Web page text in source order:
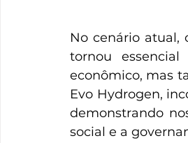
No cenário atual,
tornou
econômico, mas
Evo Hydrogen,
demonstrando
social e a